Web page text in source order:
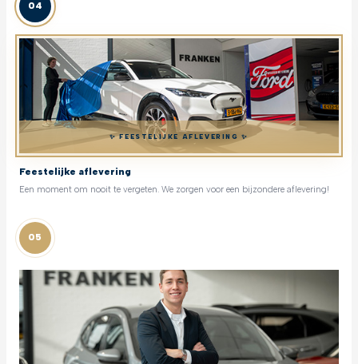
04
✨ FEESTELIJKE AFLEVERING ✨
Feestelijke aflevering
Een moment om nooit te vergeten. We zorgen voor een bijzondere aflevering!
05